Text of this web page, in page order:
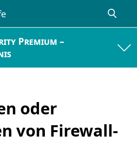
Premium –
oder
von Firewall-